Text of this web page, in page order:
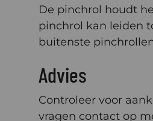
De pinchrol houdt
pinchrol kan leiden
buitenste
Advies
Controleer voor
vragen contact op